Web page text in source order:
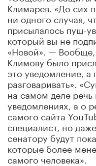
Климарев. «До сих
ни одного случая,
присылалось пуш-
который вы не
«Новой». —
Климову было
это уведомление,
разговаривать».
на самом деле
уведомлениях, а о
самого сайта
специалист, но
сенатору будут
которые более-
самого человека».